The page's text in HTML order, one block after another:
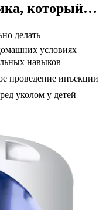
который…
делать
условиях
навыков
проведение инъекции
уколом у детей